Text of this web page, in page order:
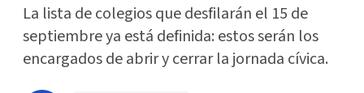
La lista de colegios que desfilarán el 15 de
septiembre ya está definida: estos serán los
encargados de abrir y cerrar la jornada cívica.